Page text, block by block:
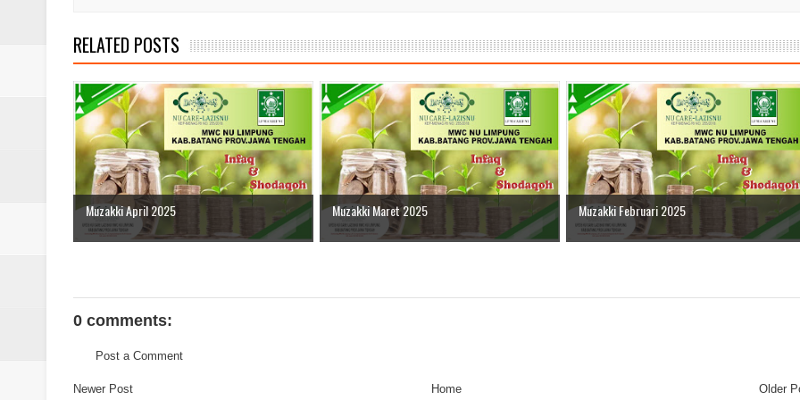
RELATED POSTS
Muzakki April 2025 Muzakki Maret 2025 Muzakki Februari 2025
0 comments:
Post a Comment
Newer Post Older
Home